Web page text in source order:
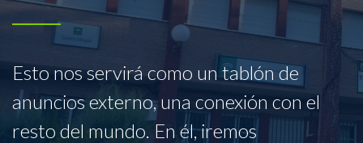
Esto nos servirá como un tablón de
anuncios externo, una conexión con el
resto del mundo. En él, iremos